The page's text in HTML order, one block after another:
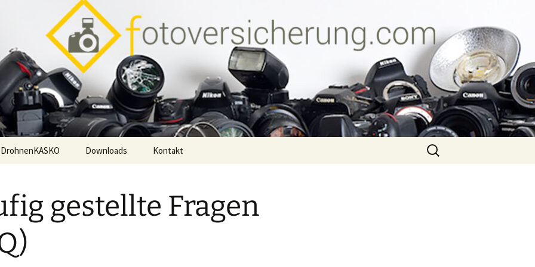
DrohnenKASKO Downloads Kontakt
Suche
nach:
gestellte Fragen